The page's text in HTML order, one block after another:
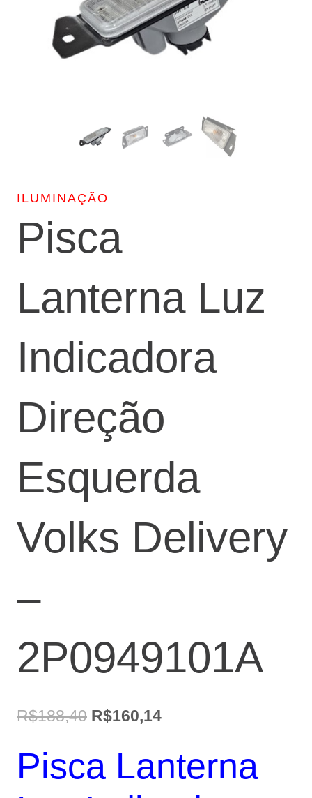
ILUMINAÇÃO
Pisca
Lanterna Luz
Indicadora
Direção
Esquerda
Volks Delivery
–
2P0949101A
R$188,40 O
original
R$160,14O
atual
Pisca Lanterna